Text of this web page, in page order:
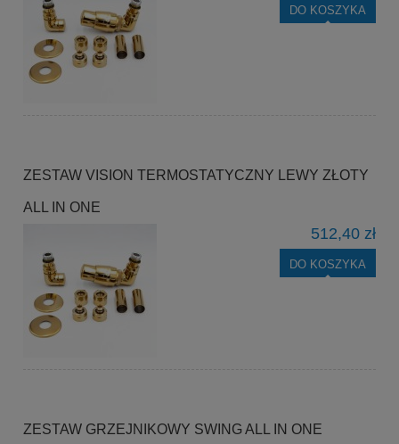
DO KOSZYKA
ZESTAW VISION TERMOSTATYCZNY LEWY ZŁOTY
ALL IN ONE
512,40 zł
DO KOSZYKA
ZESTAW GRZEJNIKOWY SWING ALL IN ONE